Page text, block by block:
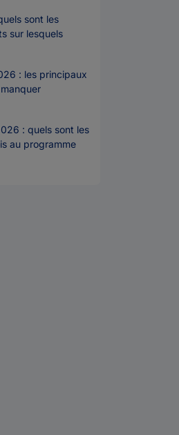
sont les
sur lesquels
: les principaux
: quels sont les
au programme